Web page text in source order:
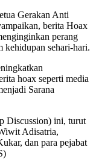
Gerakan Anti
berita Hoax
perang
kehidupan sehari-hari.
hoax seperti media
Sarana
Discussion) ini, turut
Adisatria,
dan para pejabat